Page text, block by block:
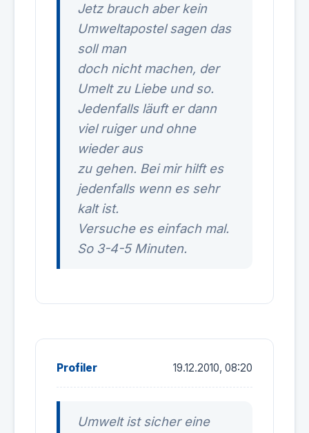
Jetz brauch aber kein
Umweltapostel sagen das
soll man
doch nicht machen, der
Umelt zu Liebe und so.
Jedenfalls läuft er dann
viel ruiger und ohne
wieder aus
zu gehen. Bei mir hilft es
jedenfalls wenn es sehr
kalt ist.
Versuche es einfach mal.
So 3-4-5 Minuten.
Profiler 19.12.2010, 08:20
Umwelt ist sicher eine